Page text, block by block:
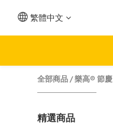
繁體中文
全部商品/樂高® 節慶
精選商品